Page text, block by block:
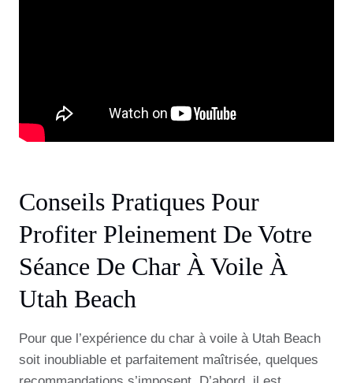
Conseils Pratiques Pour
Profiter Pleinement De Votre
Séance De Char À Voile À
Utah Beach
Pour que l’expérience du char à voile à Utah Beach
soit inoubliable et parfaitement maîtrisée, quelques